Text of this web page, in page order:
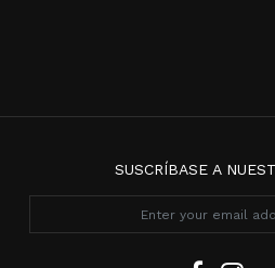
SUSCRÍBASE A